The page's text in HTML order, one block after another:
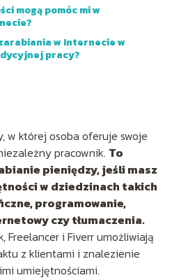
mogą pomóc mi w
w Internecie w
pracy?
w której osoba oferuje swoje
pracownik. To
pieniędzy, jeśli masz
w dziedzinach takich
programowanie,
czy tłumaczenia.
Freelancer i Fiverr umożliwiają
z klientami i znalezienie
umiejętnościami.